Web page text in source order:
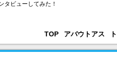
タビューしてみた！
TOP アバウトアス